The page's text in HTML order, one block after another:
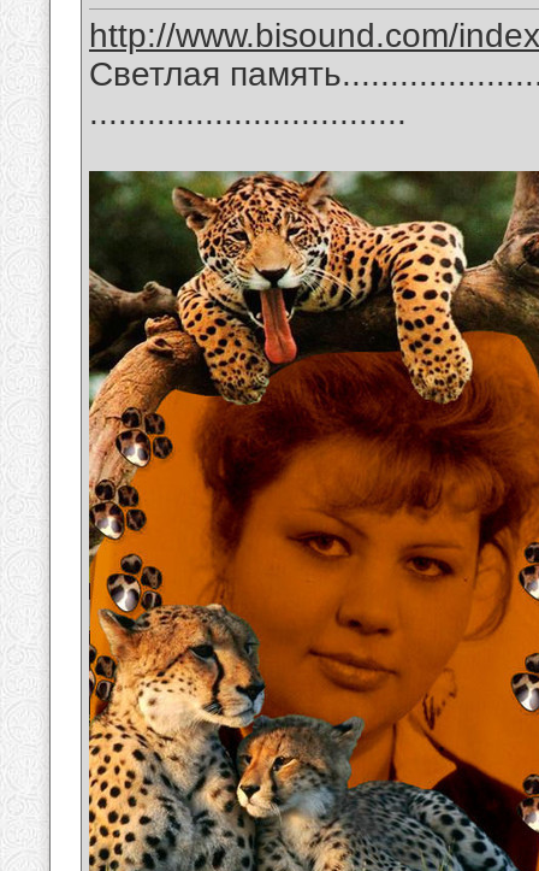
http://www.bisound.com/
Светлая
.................................